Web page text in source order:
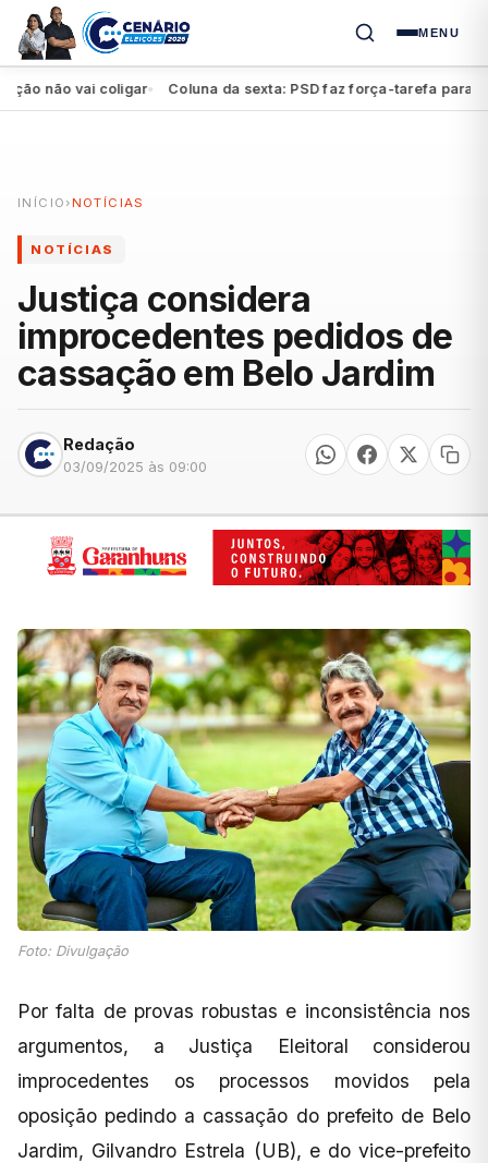
MENU
não vai coligar● Coluna da sexta: PSD faz força-tarefa para
INÍCIO › NOTÍCIAS
NOTÍCIAS
Justiça considera
improcedentes pedidos de
cassação em Belo Jardim
Redação
03/09/2025 às 09:00
Foto: Divulgação
Por falta de provas robustas e inconsistência nos
argumentos, a Justiça Eleitoral considerou
improcedentes os processos movidos pela
oposição pedindo a cassação do prefeito de Belo
Jardim, Gilvandro Estrela (UB), e do vice-prefeito